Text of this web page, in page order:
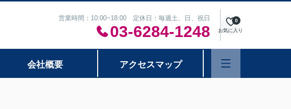
営業時間：10:00~18:00 定休日：毎週土、日、祝日
03-6284-1248 お気に入り
0
会社概要 アクセスマップ